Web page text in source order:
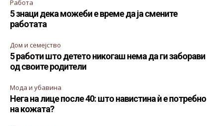
Работа
5 знаци дека можеби е време да ја смените
работата
Дом и семејство
5 работи што детето никогаш нема да ги заборави
од своите родители
Мода и убавина
Нега на лице после 40: што навистина ѝ е потребно
на кожата?